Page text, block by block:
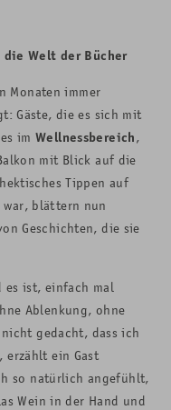
die Welt der Bücher
Monaten immer
Gäste, die es sich mit
im Wellnessbereich,
mit Blick auf die
Tippen auf
war, blättern nun
Geschichten, die sie
es ist, einfach mal
Ablenkung, ohne
gedacht, dass ich
erzählt ein Gast
so natürlich angefühlt,
Wein in der Hand und